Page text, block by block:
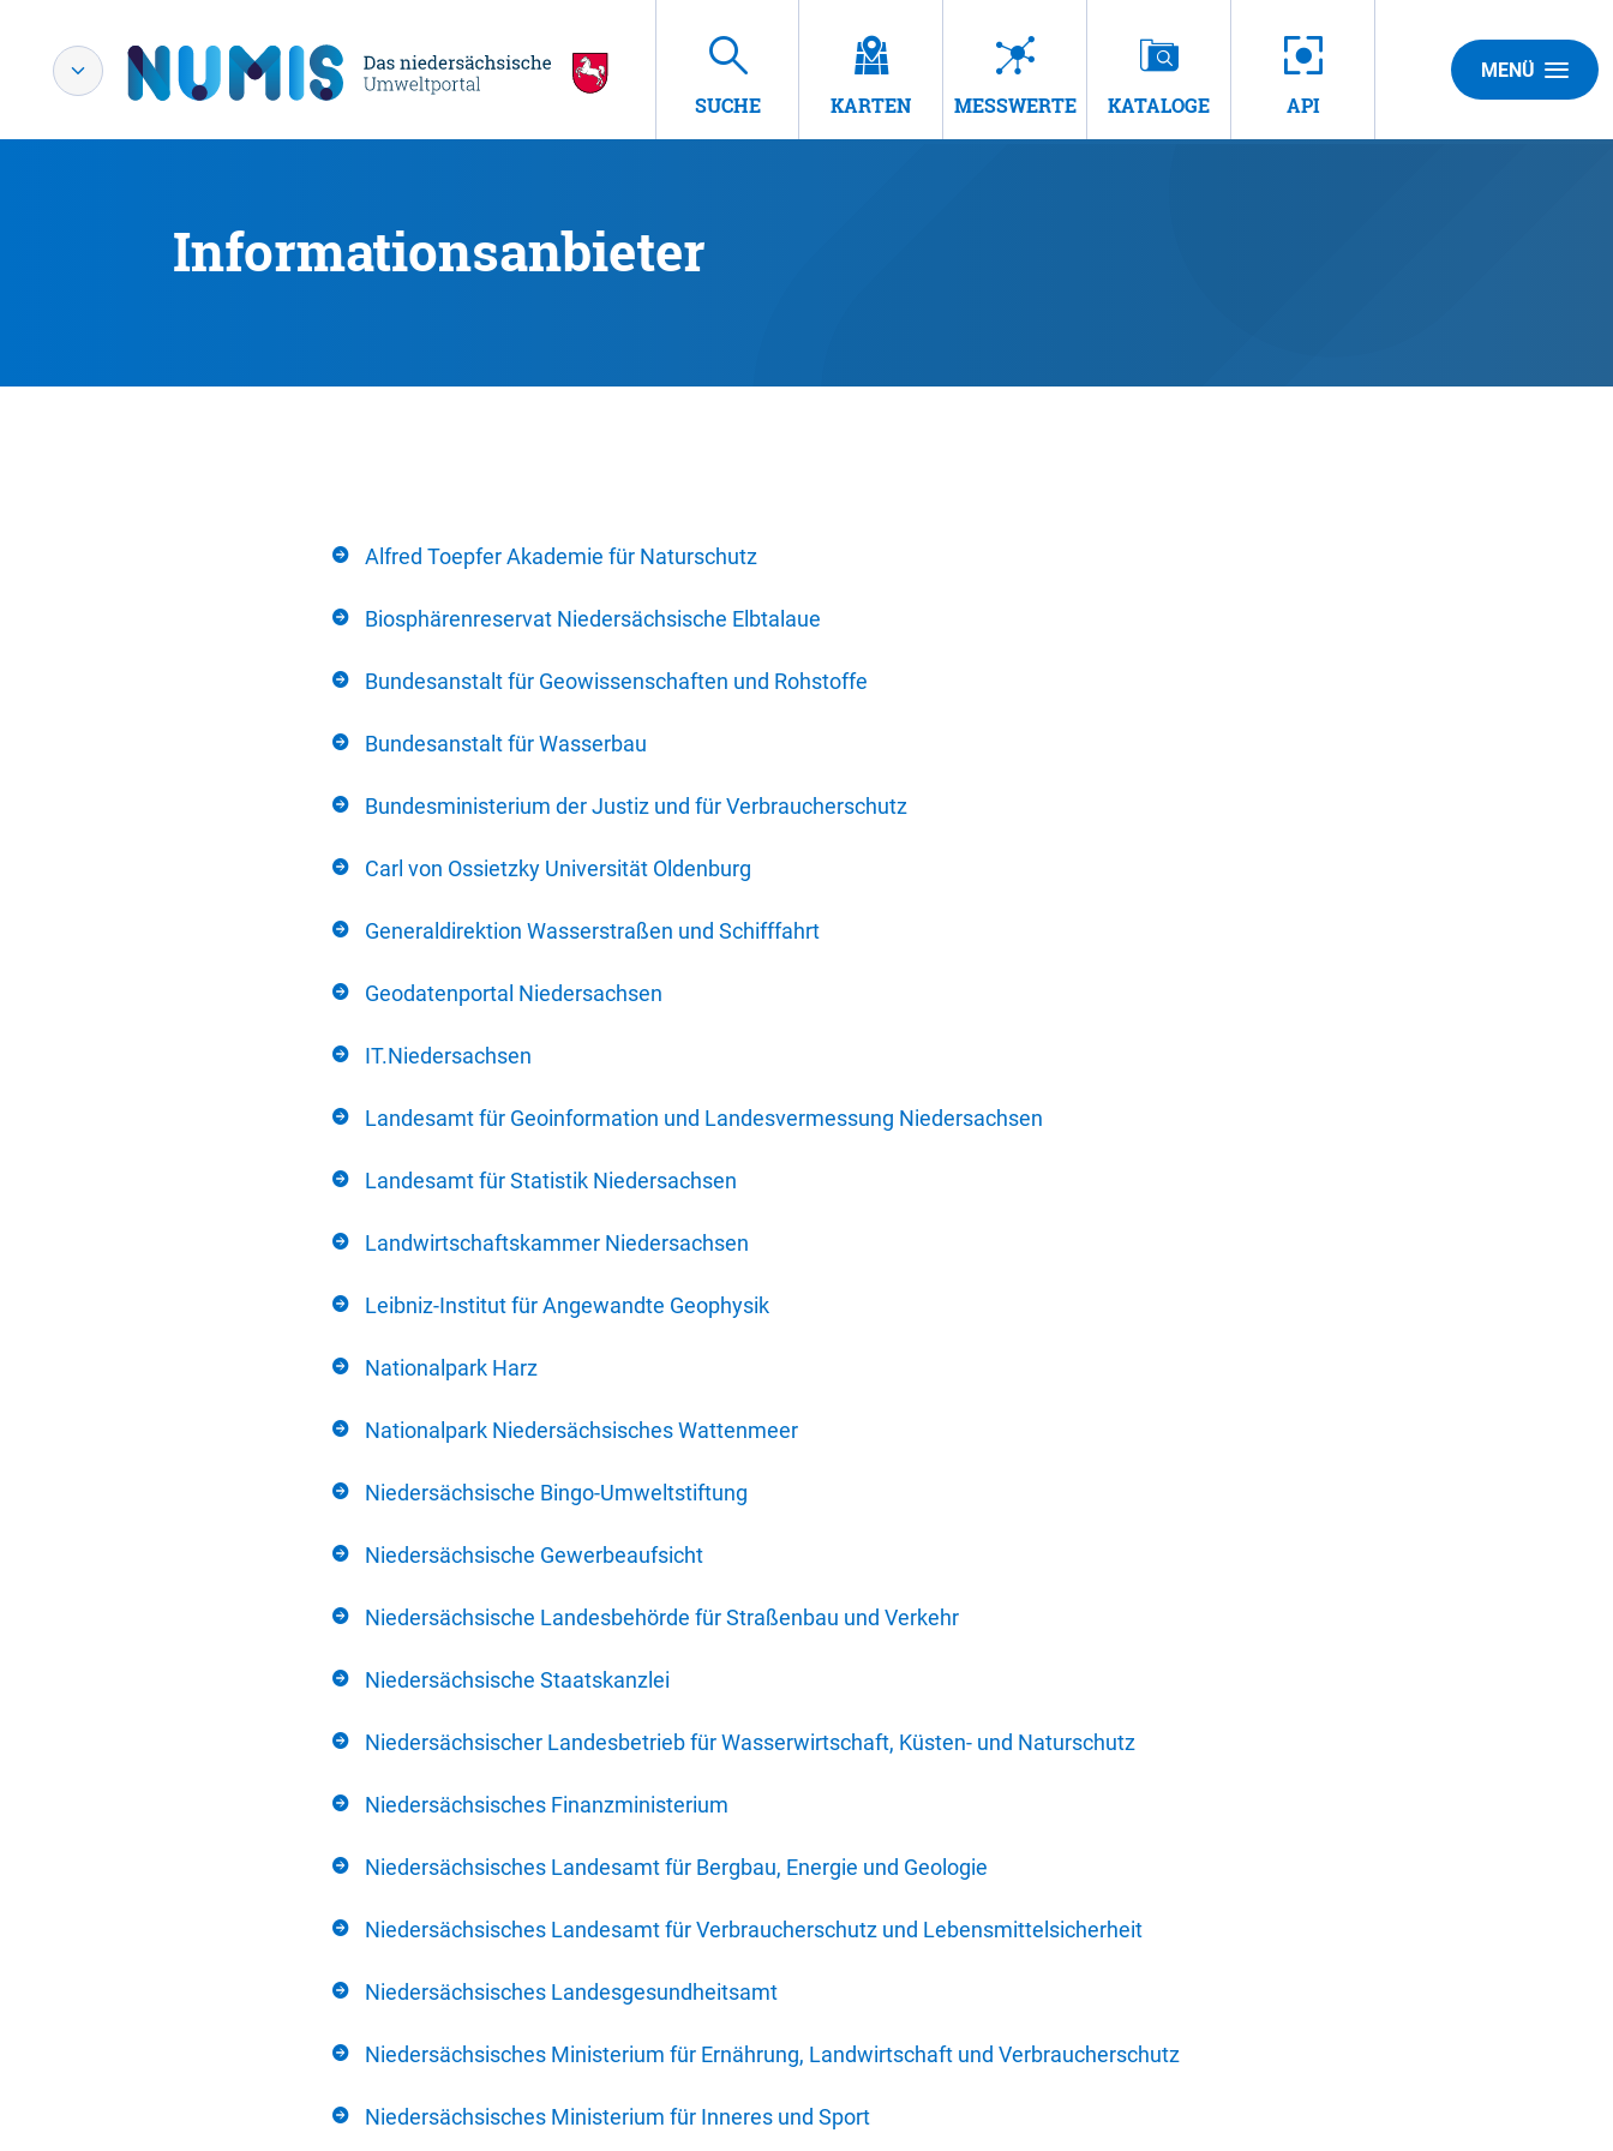
SUCHE KARTEN MESSWERTE KATALOGE API
MENÜ
Informationsanbieter
Alfred Toepfer Akademie für Naturschutz
Biosphärenreservat Niedersächsische Elbtalaue
Bundesanstalt für Geowissenschaften und Rohstoffe
Bundesanstalt für Wasserbau
Bundesministerium der Justiz und für Verbraucherschutz
Carl von Ossietzky Universität Oldenburg
Generaldirektion Wasserstraßen und Schifffahrt
Geodatenportal Niedersachsen
IT.Niedersachsen
Landesamt für Geoinformation und Landesvermessung Niedersachsen
Landesamt für Statistik Niedersachsen
Landwirtschaftskammer Niedersachsen
Leibniz-Institut für Angewandte Geophysik
Nationalpark Harz
Nationalpark Niedersächsisches Wattenmeer
Niedersächsische Bingo-Umweltstiftung
Niedersächsische Gewerbeaufsicht
Niedersächsische Landesbehörde für Straßenbau und Verkehr
Niedersächsische Staatskanzlei
Niedersächsischer Landesbetrieb für Wasserwirtschaft, Küsten- und Naturschutz
Niedersächsisches Finanzministerium
Niedersächsisches Landesamt für Bergbau, Energie und Geologie
Niedersächsisches Landesamt für Verbraucherschutz und Lebensmittelsicherheit
Niedersächsisches Landesgesundheitsamt
Niedersächsisches Ministerium für Ernährung, Landwirtschaft und Verbraucherschutz
Niedersächsisches Ministerium für Inneres und Sport